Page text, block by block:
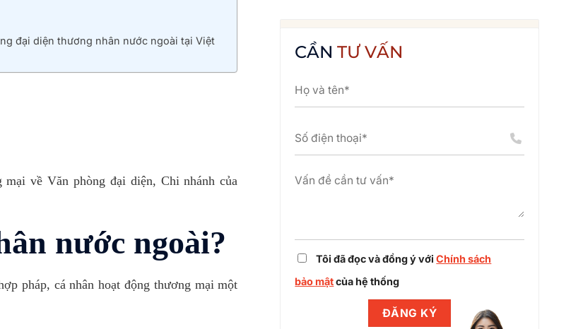
đại diện thương nhân nước ngoài tại Việt
về Văn phòng đại diện, Chi nhánh của
nước ngoài?
pháp, cá nhân hoạt động thương mại một
toàn
cầu
hóa
pháp
Bản
Phúc
Winlegal
lập
cụm
công
nghiệp
Công
ty
Nam
tất
dự
án
cùng
CẦNTƯ VẤN
Tôi đã đọc và đồng ý vớiChính sách
bảo mậtcủa hệ thống